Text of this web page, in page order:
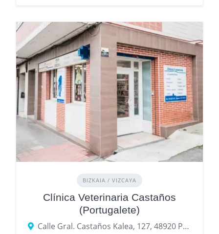
BIZKAIA / VIZCAYA
Clínica Veterinaria Castaños
(Portugalete)
Calle Gral. Castaños Kalea, 127, 48920 Portugalete, Biscay